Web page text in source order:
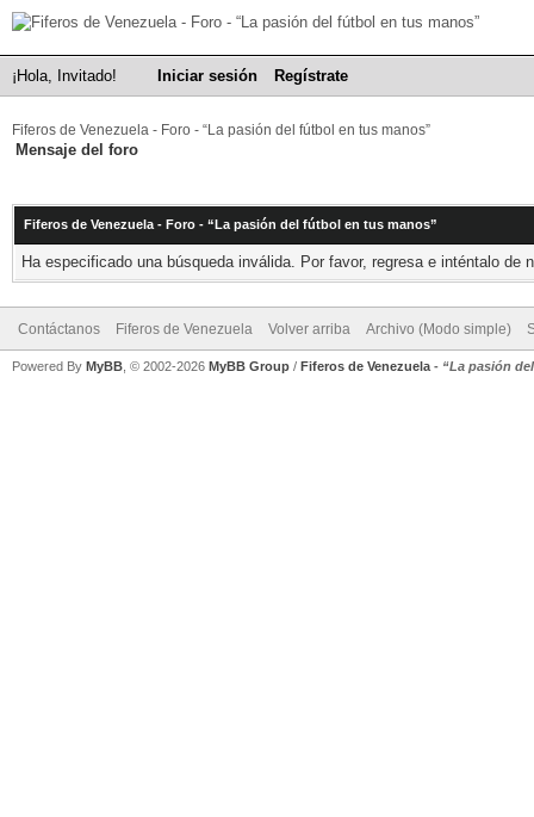
¡Hola, Invitado! Iniciar sesión Regístrate
Fiferos de Venezuela - Foro - “La pasión del fútbol en tus manos”
Mensaje del foro
Fiferos de Venezuela - Foro - “La pasión del fútbol en tus manos”
Ha especificado una búsqueda inválida. Por favor, regresa e inténtalo de
Contáctanos Fiferos de Venezuela Volver arriba Archivo (Modo simple)
Powered By MyBB , © 2002-2026 MyBB Group / Fiferos de Venezuela - “La pasión